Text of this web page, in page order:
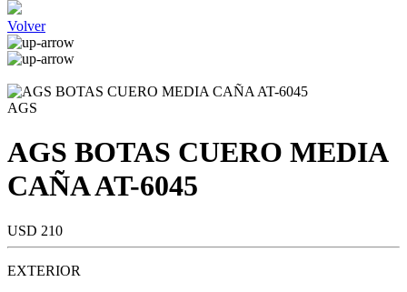
Volver
AGS
AGS BOTAS CUERO MEDIA
CAÑA AT-6045
USD 210
EXTERIOR